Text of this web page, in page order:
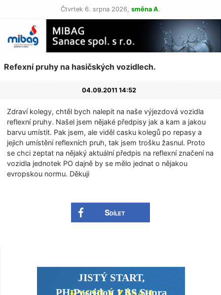
Čtvrtek 6. srpna 2026, směna A.
Refexní pruhy na hasičských vozidlech.
04.09.2011 14:52
Zdraví kolegy, chtěl bych nalepit na naše výjezdová vozidla
reflexní pruhy. Našel jsem nějaké předpisy jak a kam a jakou
barvu umístit. Pak jsem, ale viděl casku kolegů po repasy a
jejich umístění reflexních pruh, tak jsem trošku žasnul. Proto
se chci zeptat na nějaký aktuální předpis na reflexní značení na
vozidla jednotek PO dajně by se mělo jednat o nějakou
evropskou normu. Děkuji
Sdílet